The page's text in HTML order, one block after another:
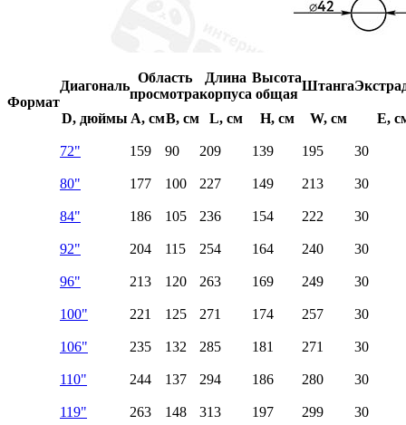
Формат
Диагональ
Область
просмотра
Длина
корпуса
Высота
общая
Штанга
D, дюймы A, смB, см L, см H, см W, см E,
72" 159 90 209 139 195 30
80" 177 100 227 149 213 30
84" 186 105 236 154 222 30
92" 204 115 254 164 240 30
96" 213 120 263 169 249 30
100" 221 125 271 174 257 30
106" 235 132 285 181 271 30
110" 244 137 294 186 280 30
119" 263 148 313 197 299 30